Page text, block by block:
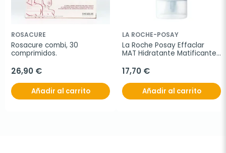
ROSACURE
Rosacure combi, 30
comprimidos.
26,90 €
Añadir al carrito
LA ROCHE-POSAY
La Roche Posay Effaclar
MAT Hidratante Matificante,
17,70 €
Añadir al carrito